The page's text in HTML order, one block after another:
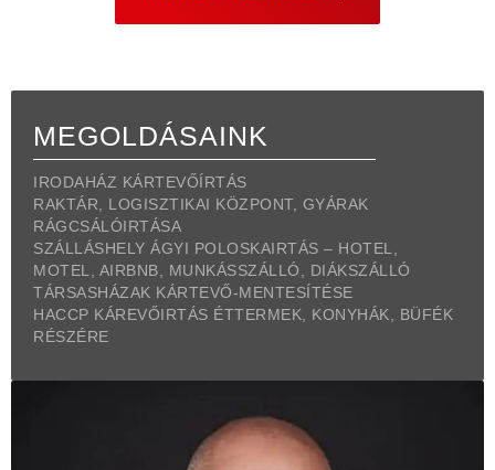
MEGOLDÁSAINK
IRODAHÁZ KÁRTEVŐÍRTÁS
RAKTÁR, LOGISZTIKAI KÖZPONT, GYÁRAK
RÁGCSÁLÓIRTÁSA
SZÁLLÁSHELY ÁGYI POLOSKAIRTÁS – HOTEL,
MOTEL, AIRBNB, MUNKÁSSZÁLLÓ, DIÁKSZÁLLÓ
TÁRSASHÁZAK KÁRTEVŐ-MENTESÍTÉSE
HACCP KÁREVŐIRTÁS ÉTTERMEK, KONYHÁK, BÜFÉK
RÉSZÉRE